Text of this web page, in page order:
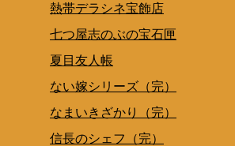
熱帯デラシネ宝飾店
七つ屋志のぶの宝石匣
夏目友人帳
ない嫁シリーズ（完）
なまいきざかり（完）
信長のシェフ（完）